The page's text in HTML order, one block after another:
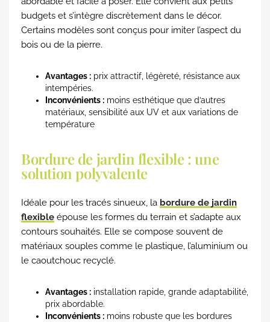
budgets et s’intègre discrètement dans le décor.
Certains modèles sont conçus pour imiter l’aspect du
bois ou de la pierre.
Avantages : prix attractif, légèreté, résistance aux
intempéries.
Inconvénients : moins esthétique que d’autres
matériaux, sensibilité aux UV et aux variations de
température
Bordure de jardin flexible : une
solution polyvalente
Idéale pour les tracés sinueux, la bordure de jardin
flexible épouse les formes du terrain et s’adapte aux
contours souhaités. Elle se compose souvent de
matériaux souples comme le plastique, l’aluminium ou
le caoutchouc recyclé.
Avantages : installation rapide, grande adaptabilité,
prix abordable.
Inconvénients : moins robuste que les bordures